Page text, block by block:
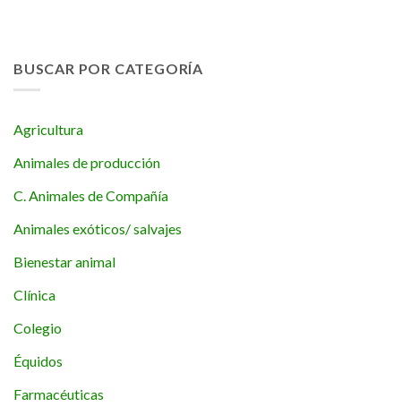
BUSCAR POR CATEGORÍA
Agricultura
Animales de producción
C. Animales de Compañía
Animales exóticos/ salvajes
Bienestar animal
Clínica
Colegio
Équidos
Farmacéuticas